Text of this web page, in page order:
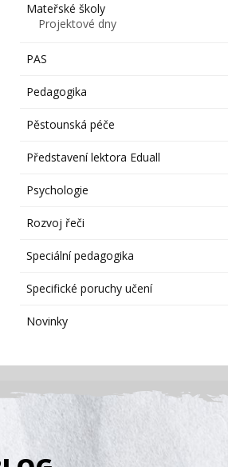
Mateřské školy
Projektové dny
PAS
Pedagogika
Pěstounská péče
Představení lektora Eduall
Psychologie
Rozvoj řeči
Speciální pedagogika
Specifické poruchy učení
Novinky